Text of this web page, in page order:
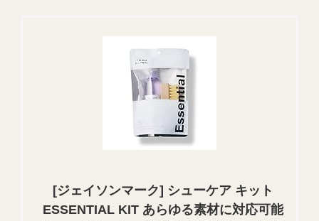
[ジェイソンマーク] シューケア キット
ESSENTIAL KIT あらゆる素材に対応可能